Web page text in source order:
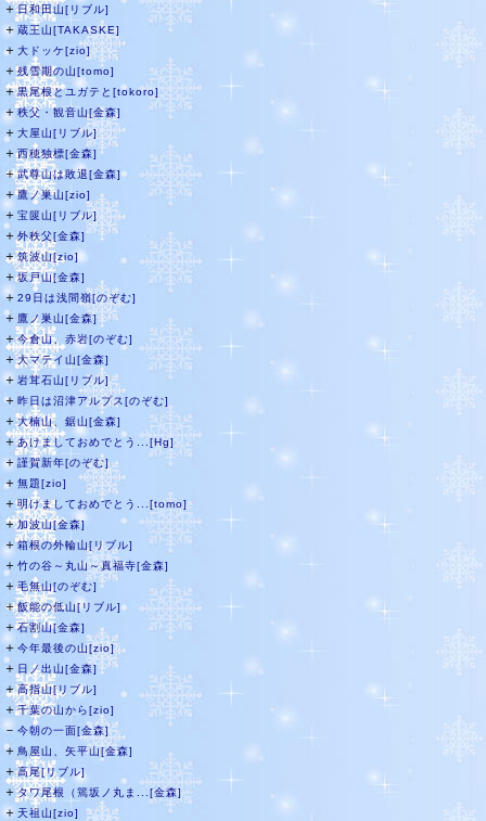
＋日和田山[リブル]
＋ 蔵王山[TAKASKE]
＋ 大ドッケ[zio]
＋残雪期の山[tomo]
＋黒尾根とユガテと[tokoro]
＋秩父・観音山[金森]
＋ 大屋山[リブル]
＋西穂独標[金森]
＋武尊山は敗退[金森]
＋鷹ノ巣山[zio]
＋ 宝篋山[リブル]
＋ 外秩父[金森]
＋筑波山[zio]
＋坂戸山[金森]
＋ 29日は浅間嶺[のぞむ]
＋ 鷹ノ巣山[金森]
＋今倉山、赤岩[のぞむ]
＋大マテイ山[金森]
＋ 岩茸石山[リブル]
＋ 昨日は沼津アルプス[のぞむ]
＋大楠山、鋸山[金森]
＋あけましておめでとう...[Hg]
＋ 謹賀新年[のぞむ]
＋ 無題[zio]
＋明けましておめでとう...[tomo]
＋加波山[金森]
＋箱根の外輪山[リブル]
＋ 竹の谷～丸山～真福寺[金森]
＋毛無山[のぞむ]
＋飯能の低山[リブル]
＋石割山[金森]
＋ 今年最後の山[zio]
＋ 日ノ出山[金森]
＋高指山[リブル]
＋千葉の山から[zio]
－ 今朝の一面[金森]
＋ 鳥屋山、矢平山[金森]
＋高尾[リブル]
＋タワ尾根（篶坂ノ丸ま...[金森]
＋ 天祖山[zio]